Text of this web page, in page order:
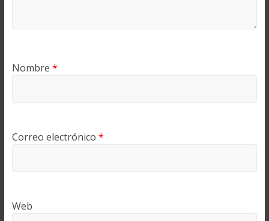
Nombre *
Correo electrónico *
Web